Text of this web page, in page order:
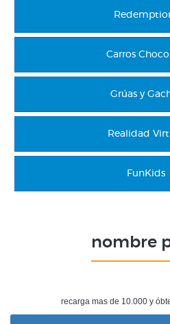
Carros
Grúas y
Realidad
FunKids
nombre
recarga mas de 10.000 y